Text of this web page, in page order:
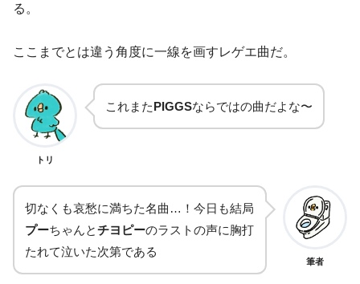
る。
ここまでとは違う角度に一線を画すレゲエ曲だ。
トリ
これまたPIGGSならではの曲だよな〜
切なくも哀愁に満ちた名曲…！今日も結局
プーちゃんとチヨピーのラストの声に胸打
たれて泣いた次第である
筆者